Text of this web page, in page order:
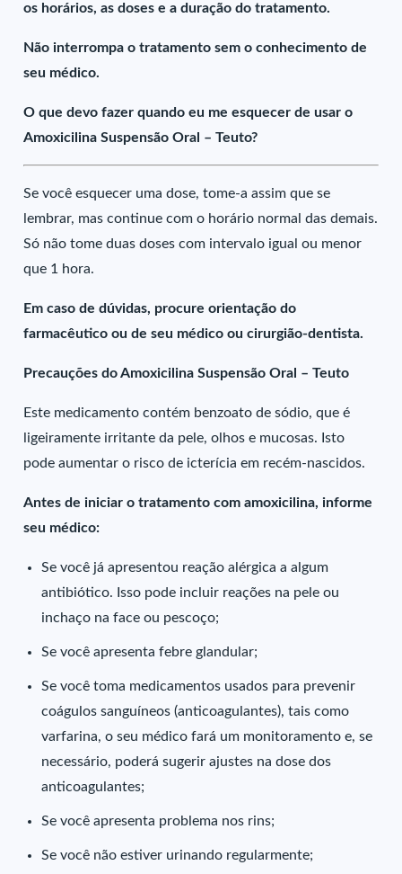
os horários, as doses e a duração do tratamento.
Não interrompa o tratamento sem o conhecimento de
seu médico.
O que devo fazer quando eu me esquecer de usar o
Amoxicilina Suspensão Oral – Teuto?
Se você esquecer uma dose, tome-a assim que se
lembrar, mas continue com o horário normal das demais.
Só não tome duas doses com intervalo igual ou menor
que 1 hora.
Em caso de dúvidas, procure orientação do
farmacêutico ou de seu médico ou cirurgião-dentista.
Precauções do Amoxicilina Suspensão Oral – Teuto
Este medicamento contém benzoato de sódio, que é
ligeiramente irritante da pele, olhos e mucosas. Isto
pode aumentar o risco de icterícia em recém-nascidos.
Antes de iniciar o tratamento com amoxicilina, informe
seu médico:
Se você já apresentou reação alérgica a algum
antibiótico. Isso pode incluir reações na pele ou
inchaço na face ou pescoço;
Se você apresenta febre glandular;
Se você toma medicamentos usados para prevenir
coágulos sanguíneos (anticoagulantes), tais como
varfarina, o seu médico fará um monitoramento e, se
necessário, poderá sugerir ajustes na dose dos
anticoagulantes;
Se você apresenta problema nos rins;
Se você não estiver urinando regularmente;